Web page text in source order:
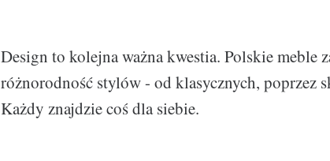
Design to kolejna ważna kwestia. Polskie meble
różnorodność stylów - od klasycznych, poprzez
Każdy znajdzie coś dla siebie.